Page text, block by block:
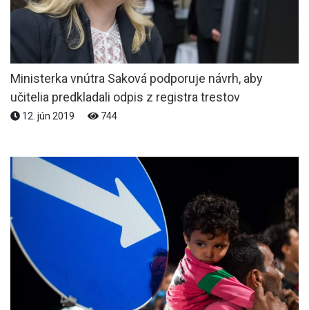
Ministerka vnútra Saková podporuje návrh, aby
učitelia predkladali odpis z registra trestov
12. jún 2019 744